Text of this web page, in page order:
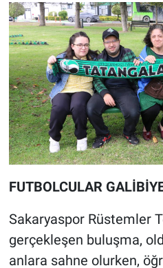
FUTBOLCULAR
Sakaryaspor Rüstemler
gerçekleşen buluşma,
anlara sahne olurken,